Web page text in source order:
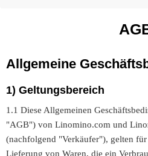
Allgemeine
1) Geltungsbereich
1.1 Diese Allgemeinen
"AGB") von Linomino.com und
(nachfolgend "Verkäufer"), gelten
Lieferung von Waren, die ein